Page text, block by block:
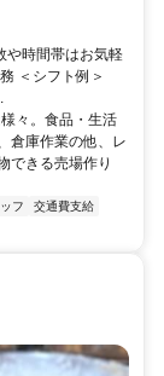
や時間帯はお気軽
＜シフト例＞
々。食品・生活
倉庫作業の他、レ
できる売場作り
フ
交通費支給